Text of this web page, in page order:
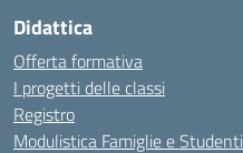
Didattica
Offerta formativa
I progetti delle classi
Registro
Modulistica Famiglie e Studenti